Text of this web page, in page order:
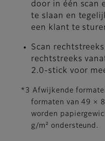
door in één scan
te slaan en
een klant te
Scan
rechtstreeks
2.0-stick voor
*3 Afwijkende
formaten van 49 ×
worden
g/m² ondersteund.